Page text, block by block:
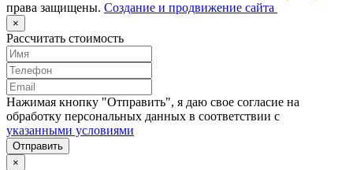
права защищены. Создание и продвижение сайта
×
Рассчитать стоимость
Нажимая кнопку "Отправить", я даю свое согласие на
обработку персональных данных в соответствии с
указанными условиями
Отправить
×